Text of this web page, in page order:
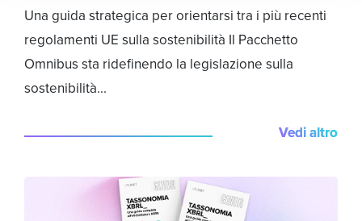
Una guida strategica per orientarsi tra i più recenti
regolamenti UE sulla sostenibilità Il Pacchetto
Omnibus sta ridefinendo la legislazione sulla
sostenibilità...
Vedi altro